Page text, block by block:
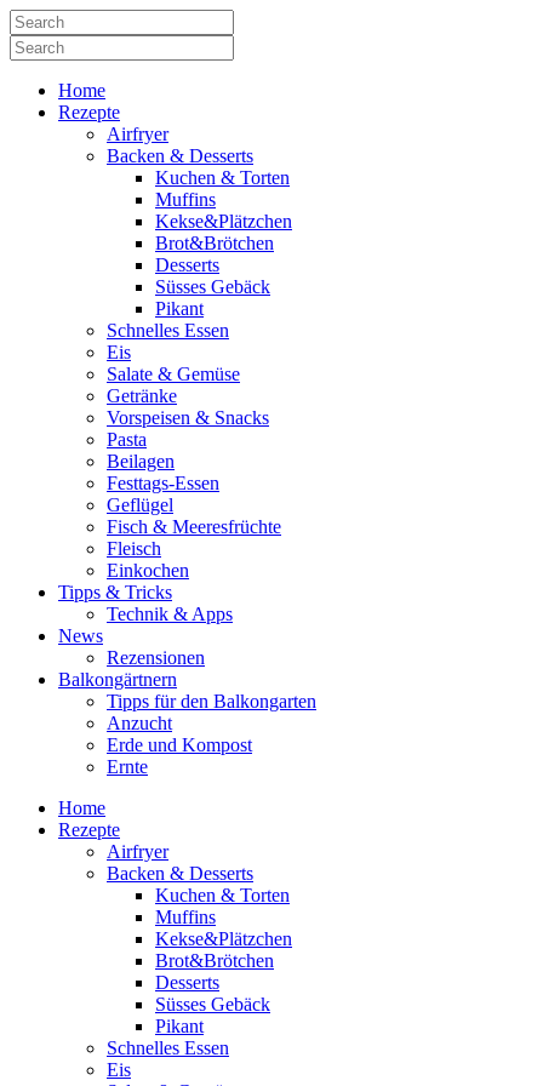
Home
Rezepte
Airfryer
Backen & Desserts
Kuchen & Torten
Muffins
Kekse&Plätzchen
Brot&Brötchen
Desserts
Süsses Gebäck
Pikant
Schnelles Essen
Eis
Salate & Gemüse
Getränke
Vorspeisen & Snacks
Pasta
Beilagen
Festtags-Essen
Geflügel
Fisch & Meeresfrüchte
Fleisch
Einkochen
Tipps & Tricks
Technik & Apps
News
Rezensionen
Balkongärtnern
Tipps für den Balkongarten
Anzucht
Erde und Kompost
Ernte
Home
Rezepte
Airfryer
Backen & Desserts
Kuchen & Torten
Muffins
Kekse&Plätzchen
Brot&Brötchen
Desserts
Süsses Gebäck
Pikant
Schnelles Essen
Eis